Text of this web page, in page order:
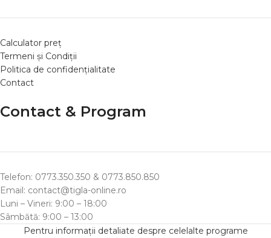
Calculator preț
Termeni și Condiții
Politica de confidențialitate
Contact
Contact & Program
Telefon: 0773.350.350 & 0773.850.850
Email: contact@tigla-online.ro
Luni – Vineri: 9:00 – 18:00
Sâmbătă: 9:00 – 13:00
Pentru informații detaliate despre celelalte programe